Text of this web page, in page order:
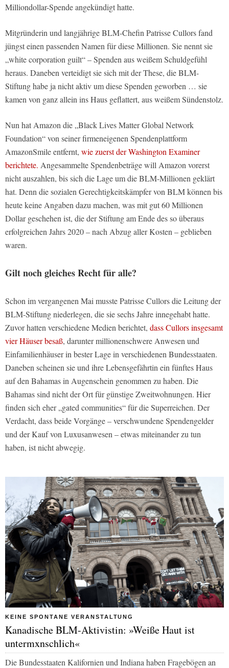
Milliondollar-Spende angekündigt hatte.
Mitgründerin und langjährige BLM-Chefin Patrisse Cullors fand
jüngst einen passenden Namen für diese Millionen. Sie nennt sie
„white corporation guilt“ – Spenden aus weißem Schuldgefühl
heraus. Daneben verteidigt sie sich mit der These, die BLM-
Stiftung habe ja nicht aktiv um diese Spenden geworben … sie
kamen von ganz allein ins Haus geflattert, aus weißem Sündenstolz.
Nun hat Amazon die „Black Lives Matter Global Network
Foundation“ von seiner firmeneigenen Spendenplattform
AmazonSmile entfernt, wie zuerst der Washington Examiner
berichtete. Angesammelte Spendenbeträge will Amazon vorerst
nicht auszahlen, bis sich die Lage um die BLM-Millionen geklärt
hat. Denn die sozialen Gerechtigkeitskämpfer von BLM können bis
heute keine Angaben dazu machen, was mit gut 60 Millionen
Dollar geschehen ist, die der Stiftung am Ende des so überaus
erfolgreichen Jahrs 2020 – nach Abzug aller Kosten – geblieben
waren.
Gilt noch gleiches Recht für alle?
Schon im vergangenen Mai musste Patrisse Cullors die Leitung der
BLM-Stiftung niederlegen, die sie sechs Jahre innegehabt hatte.
Zuvor hatten verschiedene Medien berichtet, dass Cullors insgesamt
vier Häuser besaß, darunter millionenschwere Anwesen und
Einfamilienhäuser in bester Lage in verschiedenen Bundesstaaten.
Daneben scheinen sie und ihre Lebensgefährtin ein fünftes Haus
auf den Bahamas in Augenschein genommen zu haben. Die
Bahamas sind nicht der Ort für günstige Zweitwohnungen. Hier
finden sich eher „gated communities“ für die Superreichen. Der
Verdacht, dass beide Vorgänge – verschwundene Spendengelder
und der Kauf von Luxusanwesen – etwas miteinander zu tun
haben, ist nicht abwegig.
KEINE SPONTANE VERANSTALTUNG
Kanadische BLM-Aktivistin: »Weiße Haut ist
untermxnschlich«
Die Bundesstaaten Kalifornien und Indiana haben Fragebögen an